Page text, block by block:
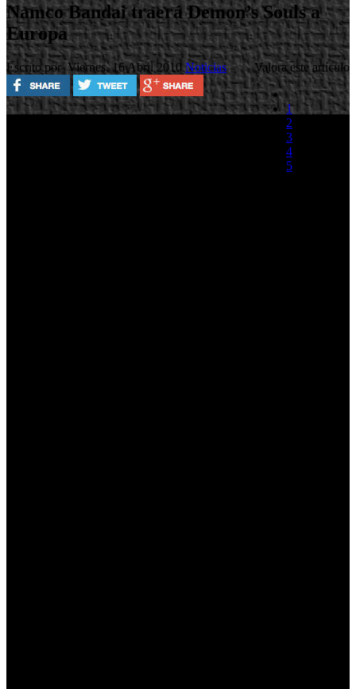
Namco Bandai traerá Demon’s Souls a
Europa
Escrito porViernes, 16 Abril 2010 Noticias Valora este artículo
1
2
3
4
5
Plataforma:PlayStation 3